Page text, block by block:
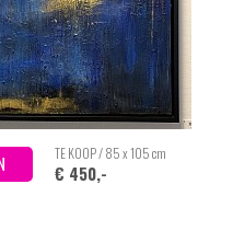
TE KOOP / 85 x 105 cm
€ 450,-